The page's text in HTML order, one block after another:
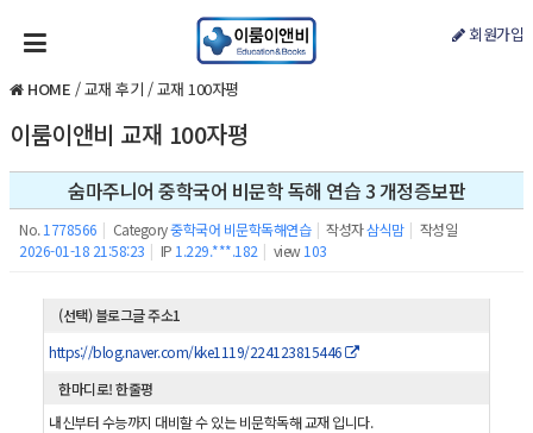
회원가입
HOME /교재 후기 /교재 100자평
이룸이앤비 교재 100자평
숨마주니어 중학국어 비문학 독해 연습 3 개정증보판
No. 1778566 | Category중학국어 비문학독해연습 | 작성자삼식맘 | 작성일
2026-01-18 21:58:23 | IP 1.229.***.182 | view 103
(선택) 블로그글 주소1
https://blog.naver.com/kke1119/224123815446
한마디로! 한줄평
내신부터 수능까지 대비할 수 있는 비문학독해 교재 입니다.